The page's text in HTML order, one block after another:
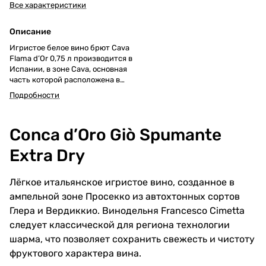
Все характеристики
Описание
Игристое белое вино брют Cava
Flama d’Or 0,75 л производится в
Испании, в зоне Cava, основная
часть которой расположена в
Каталонии. Виноградники здесь
находятся на известняковых и
средиземноморском климате.
Суточные перепады температур
помогают сохранить
кислотность, что важно для
игристого стиля. Для таких
напитков используется
традиционный метод
вторичного брожения в бутылке.
После базовой ферментации
напиток проходит выдержку на
осадке, что формирует
устойчивую игру пузырьков и
Подробности
Conca d’Oro Giò Spumante
Extra Dry
Лёгкое итальянское игристое вино, созданное в
ампельной зоне Просекко из автохтонных сортов
Глера и Вердиккио. Винодельня Francesco Cimetta
следует классической для региона технологии
шарма, что позволяет сохранить свежесть и чистоту
фруктового характера вина.